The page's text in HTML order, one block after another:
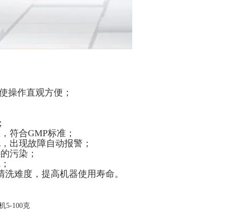
操作直观方便；
符合GMP标准；
出现故障自动报警；
污染；
难度，提高机器使用寿命。